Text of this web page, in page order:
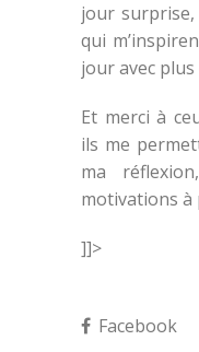
jour surprise,
qui
jour avec plus
Et merci à
ils me
ma
motivations à
]]>
Facebook